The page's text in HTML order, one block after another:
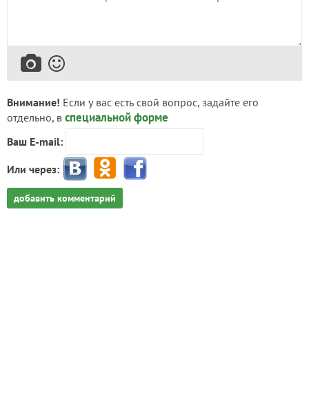
Внимание! Если у вас есть свой вопрос, задайте его
отдельно, в специальной форме
Ваш E-mail:
Или через:
добавить комментарий